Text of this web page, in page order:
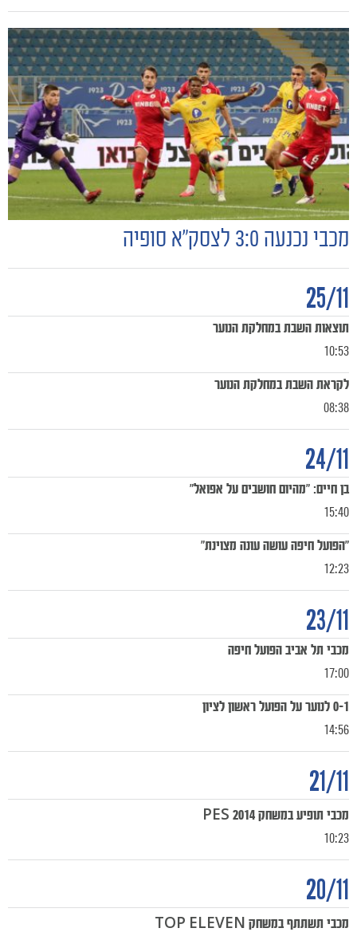
משחקים
ותוצאות
מכבי נכנעה 3:0 לצסק״א סופיה
25/11
10:53
תוצאות השבת במחלקת הנוער
08:38
לקראת השבת במחלקת הנוער
24/11
15:40
בן חיים: "מהיום חושבים על אפואל"
12:23
"הפועל חיפה עושה עונה מצוינת"
23/11
17:00
מכבי תל אביב הפועל חיפה
14:56
0-1 לנוער על הפועל ראשון לציון
21/11
10:23
מכבי תופיע במשחק PES 2014
20/11
מכבי תשתתף במשחק TOP ELEVEN